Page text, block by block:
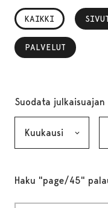
KAIKKI ,
PALVELUT
, VALITTU
Suodata julkaisuajan
Haku "page/45"